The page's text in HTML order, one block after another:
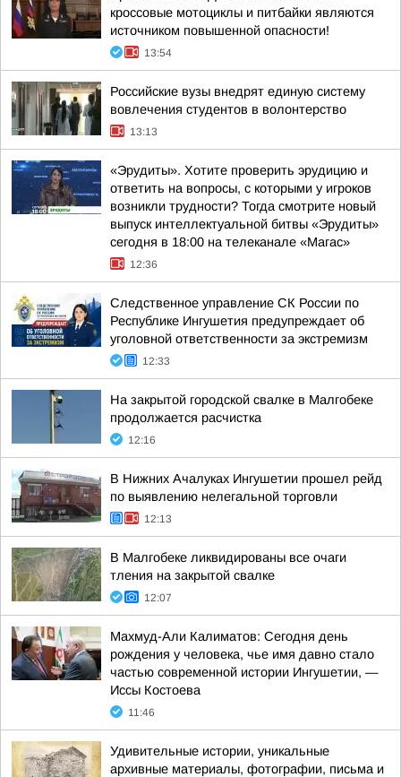
кроссовые мотоциклы и питбайки являются
источником повышенной опасности!
13:54
Российские вузы внедрят единую систему
вовлечения студентов в волонтерство
13:13
«Эрудиты». Хотите проверить эрудицию и
ответить на вопросы, с которыми у игроков
возникли трудности? Тогда смотрите новый
выпуск интеллектуальной битвы «Эрудиты»
сегодня в 18:00 на телеканале «Магас»
12:36
Следственное управление СК России по
Республике Ингушетия предупреждает об
уголовной ответственности за экстремизм
12:33
На закрытой городской свалке в Малгобеке
продолжается расчистка
12:16
В Нижних Ачалуках Ингушетии прошел рейд
по выявлению нелегальной торговли
12:13
В Малгобеке ликвидированы все очаги
тления на закрытой свалке
12:07
Махмуд-Али Калиматов: Сегодня день
рождения у человека, чье имя давно стало
частью современной истории Ингушетии, —
Иссы Костоева
11:46
Удивительные истории, уникальные
архивные материалы, фотографии, письма и